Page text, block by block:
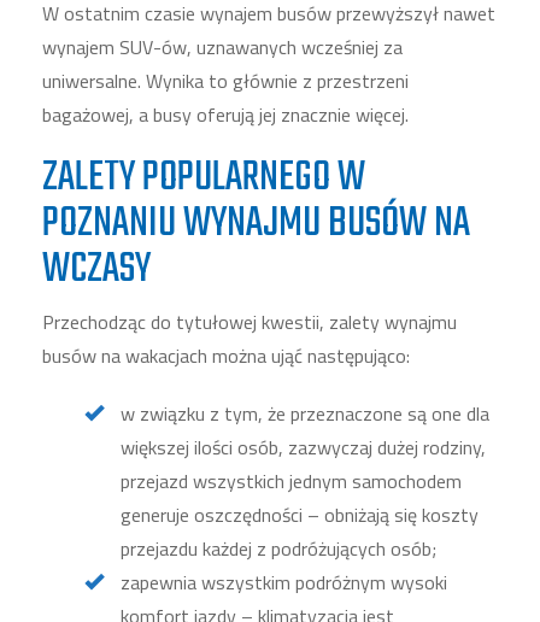
W ostatnim czasie wynajem busów przewyższył nawet
wynajem SUV-ów, uznawanych wcześniej za
uniwersalne. Wynika to głównie z przestrzeni
bagażowej, a busy oferują jej znacznie więcej.
ZALETY POPULARNEGO W
POZNANIU WYNAJMU BUSÓW NA
WCZASY
Przechodząc do tytułowej kwestii, zalety wynajmu
busów na wakacjach można ująć następująco:
w związku z tym, że przeznaczone są one dla
większej ilości osób, zazwyczaj dużej rodziny,
przejazd wszystkich jednym samochodem
generuje oszczędności – obniżają się koszty
przejazdu każdej z podróżujących osób;
zapewnia wszystkim podróżnym wysoki
komfort jazdy – klimatyzacja jest